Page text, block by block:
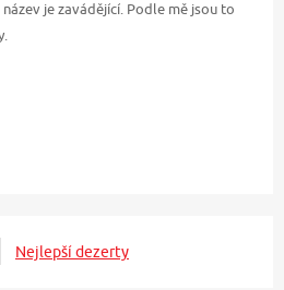
je zavádějící. Podle mě jsou to
Nejlepší dezerty